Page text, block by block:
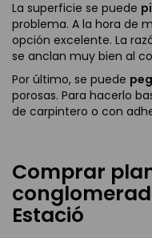
La superficie se puede
problema. A la hora de
opción excelente. La
se anclan muy bien al
Por último, se puede
porosas. Para hacerlo
de carpintero o con
Comprar
Estació